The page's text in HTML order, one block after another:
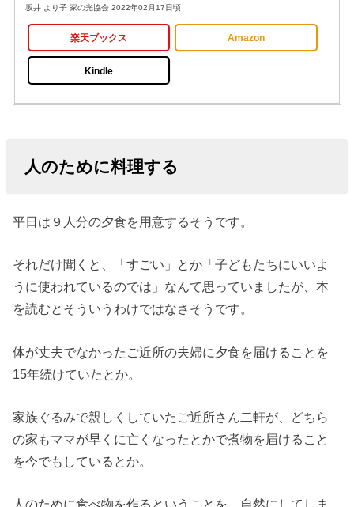
坂井 より子 家の光協会 2022年02月17日頃
楽天ブックス Amazon
Kindle
人のために料理する
平日は９人分の夕食を用意するそうです。
それだけ聞くと、「すごい」とか「子どもたちにいいよ
うに使われているのでは」なんて思っていましたが、本
を読むとそういうわけではなさそうです。
体が丈夫でなかったご近所の夫婦に夕食を届けることを
15年続けていたとか。
家族ぐるみで親しくしていたご近所さん二軒が、どちら
の家もママが早くに亡くなったとかで煮物を届けること
を今でもしているとか。
人のために食べ物を作るということを、自然にしてしま